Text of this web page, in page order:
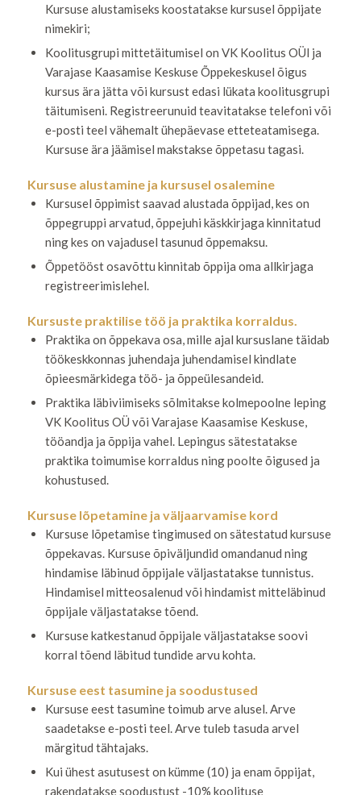
Kursuse alustamiseks koostatakse kursusel õppijate
nimekiri;
Koolitusgrupi mittetäitumisel on VK Koolitus OÜl ja
Varajase Kaasamise Keskuse Õppekeskusel õigus
kursus ära jätta või kursust edasi lükata koolitusgrupi
täitumiseni. Registreerunuid teavitatakse telefoni või
e-posti teel vähemalt ühepäevase etteteatamisega.
Kursuse ära jäämisel makstakse õppetasu tagasi.
Kursuse alustamine ja kursusel osalemine
Kursusel õppimist saavad alustada õppijad, kes on
õppegruppi arvatud, õppejuhi käskkirjaga kinnitatud
ning kes on vajadusel tasunud õppemaksu.
Õppetööst osavõttu kinnitab õppija oma allkirjaga
registreerimislehel.
Kursuste praktilise töö ja praktika korraldus.
Praktika on õppekava osa, mille ajal kursuslane täidab
töökeskkonnas juhendaja juhendamisel kindlate
õpieesmärkidega töö- ja õppeülesandeid.
Praktika läbiviimiseks sõlmitakse kolmepoolne leping
VK Koolitus OÜ või Varajase Kaasamise Keskuse,
tööandja ja õppija vahel. Lepingus sätestatakse
praktika toimumise korraldus ning poolte õigused ja
kohustused.
Kursuse lõpetamine ja väljaarvamise kord
Kursuse lõpetamise tingimused on sätestatud kursuse
õppekavas. Kursuse õpiväljundid omandanud ning
hindamise läbinud õppijale väljastatakse tunnistus.
Hindamisel mitteosalenud või hindamist mitteläbinud
õppijale väljastatakse tõend.
Kursuse katkestanud õppijale väljastatakse soovi
korral tõend läbitud tundide arvu kohta.
Kursuse eest tasumine ja soodustused
Kursuse eest tasumine toimub arve alusel. Arve
saadetakse e-posti teel. Arve tuleb tasuda arvel
märgitud tähtajaks.
Kui ühest asutusest on kümme (10) ja enam õppijat,
rakendatakse soodustust -10% koolituse